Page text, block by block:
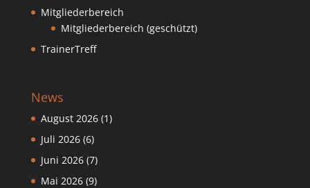
Mitgliederbereich
Mitgliederbereich (geschützt)
TrainerTreff
News
August 2026(1)
Juli 2026(6)
Juni 2026(7)
Mai 2026(9)